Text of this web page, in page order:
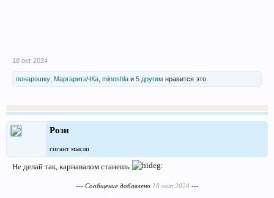
18 окт 2024
понарошку МаргаритаЧКа minoshla и 5 другим нравится это.
Рози
гигант мысли
Не делай так, карнавалом станешь
--- Сообщение добавлено 18 окт 2024 ---